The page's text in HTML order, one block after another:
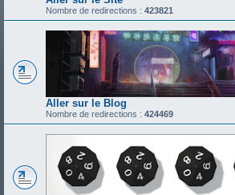
Nombre de redirections : 423821
Aller sur le Blog
Nombre de redirections : 424469